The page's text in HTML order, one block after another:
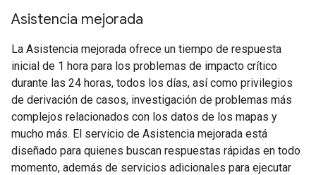
Asistencia mejorada
La Asistencia mejorada ofrece un tiempo de respuesta
inicial de 1 hora para los problemas de impacto crítico
durante las 24 horas, todos los días, así como privilegios
de derivación de casos, investigación de problemas más
complejos relacionados con los datos de los mapas y
mucho más. El servicio de Asistencia mejorada está
diseñado para quienes buscan respuestas rápidas en todo
momento, además de servicios adicionales para ejecutar